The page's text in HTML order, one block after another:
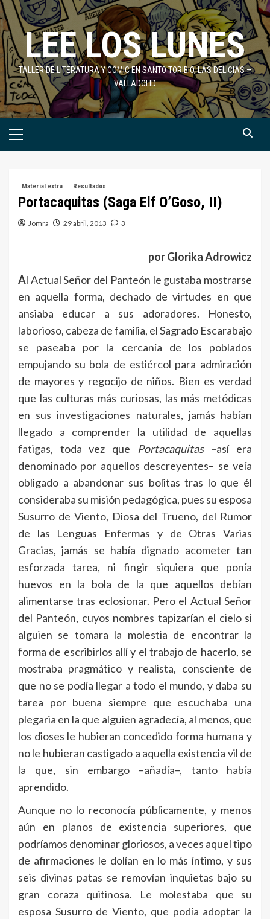
Saltar
al
contenidoLEE LOS LUNES
TALLER DE LITERATURA Y CÓMIC EN SANTO TORIBIO, LAS DELICIAS –
VALLADOLID
Menú
Material extra Resultados
Portacaquitas (Saga Elf O’Goso, II)
Jomra 29 abril, 2013 3
por Glorika Adrowicz
Al Actual Señor del Panteón le gustaba mostrarse
en aquella forma, dechado de virtudes en que
ansiaba educar a sus adoradores. Honesto,
laborioso, cabeza de familia, el Sagrado Escarabajo
se paseaba por la cercanía de los poblados
empujando su bola de estiércol para admiración
de mayores y regocijo de niños. Bien es verdad
que las culturas más curiosas, las más metódicas
en sus investigaciones naturales, jamás habían
llegado a comprender la utilidad de aquellas
fatigas, toda vez que
Portacaquitas –así era
denominado por aquellos descreyentes– se veía
obligado a abandonar sus bolitas tras lo que él
consideraba su misión pedagógica, pues su esposa
Susurro de Viento, Diosa del Trueno, del Rumor
de las Lenguas Enfermas y de Otras Varias
Gracias, jamás se había dignado acometer tan
esforzada tarea, ni fingir siquiera que ponía
huevos en la bola de la que aquellos debían
alimentarse tras eclosionar. Pero el Actual Señor
del Panteón, cuyos nombres tapizarían el cielo si
alguien se tomara la molestia de encontrar la
forma de escribirlos allí y el trabajo de hacerlo, se
mostraba pragmático y realista, consciente de
que no se podía llegar a todo el mundo, y daba su
tarea por buena siempre que escuchaba una
plegaria en la que alguien agradecía, al menos, que
los dioses le hubieran concedido forma humana y
no le hubieran castigado a aquella existencia vil de
la que, sin embargo –añadía–, tanto había
aprendido.
Aunque no lo reconocía públicamente, y menos
aún en planos de existencia superiores, que
podríamos denominar gloriosos, a veces aquel tipo
de afirmaciones le dolían en lo más íntimo, y sus
seis divinas patas se removían inquietas bajo su
gran coraza quitinosa. Le molestaba que su
esposa Susurro de Viento, que podía adoptar la